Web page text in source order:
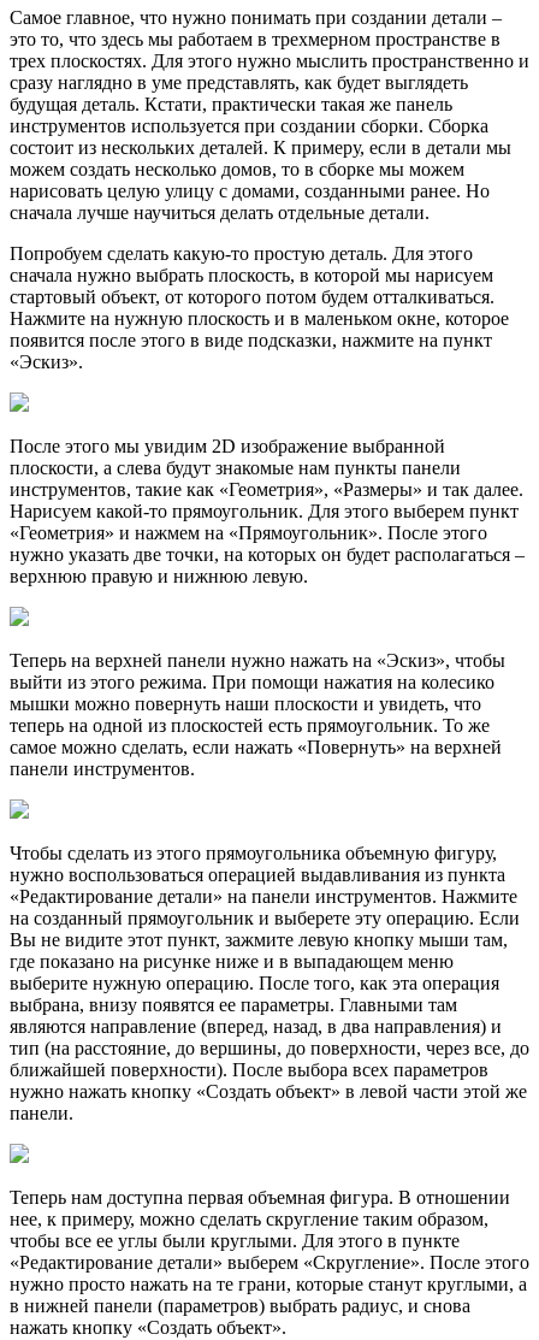
Самое главное, что нужно понимать при создании детали –
это то, что здесь мы работаем в трехмерном пространстве в
трех плоскостях. Для этого нужно мыслить пространственно и
сразу наглядно в уме представлять, как будет выглядеть
будущая деталь. Кстати, практически такая же панель
инструментов используется при создании сборки. Сборка
состоит из нескольких деталей. К примеру, если в детали мы
можем создать несколько домов, то в сборке мы можем
нарисовать целую улицу с домами, созданными ранее. Но
сначала лучше научиться делать отдельные детали.
Попробуем сделать какую-то простую деталь. Для этого
сначала нужно выбрать плоскость, в которой мы нарисуем
стартовый объект, от которого потом будем отталкиваться.
Нажмите на нужную плоскость и в маленьком окне, которое
появится после этого в виде подсказки, нажмите на пункт
«Эскиз».
После этого мы увидим 2D изображение выбранной
плоскости, а слева будут знакомые нам пункты панели
инструментов, такие как «Геометрия», «Размеры» и так далее.
Нарисуем какой-то прямоугольник. Для этого выберем пункт
«Геометрия» и нажмем на «Прямоугольник». После этого
нужно указать две точки, на которых он будет располагаться –
верхнюю правую и нижнюю левую.
Теперь на верхней панели нужно нажать на «Эскиз», чтобы
выйти из этого режима. При помощи нажатия на колесико
мышки можно повернуть наши плоскости и увидеть, что
теперь на одной из плоскостей есть прямоугольник. То же
самое можно сделать, если нажать «Повернуть» на верхней
панели инструментов.
Чтобы сделать из этого прямоугольника объемную фигуру,
нужно воспользоваться операцией выдавливания из пункта
«Редактирование детали» на панели инструментов. Нажмите
на созданный прямоугольник и выберете эту операцию. Если
Вы не видите этот пункт, зажмите левую кнопку мыши там,
где показано на рисунке ниже и в выпадающем меню
выберите нужную операцию. После того, как эта операция
выбрана, внизу появятся ее параметры. Главными там
являются направление (вперед, назад, в два направления) и
тип (на расстояние, до вершины, до поверхности, через все, до
ближайшей поверхности). После выбора всех параметров
нужно нажать кнопку «Создать объект» в левой части этой же
панели.
Теперь нам доступна первая объемная фигура. В отношении
нее, к примеру, можно сделать скругление таким образом,
чтобы все ее углы были круглыми. Для этого в пункте
«Редактирование детали» выберем «Скругление». После этого
нужно просто нажать на те грани, которые станут круглыми, а
в нижней панели (параметров) выбрать радиус, и снова
нажать кнопку «Создать объект».